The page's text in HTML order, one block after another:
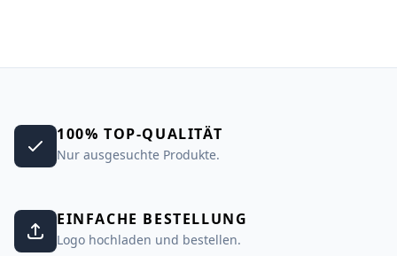
100% TOP-QUALITÄT
Nur ausgesuchte Produkte.
EINFACHE BESTELLUNG
Logo hochladen und bestellen.